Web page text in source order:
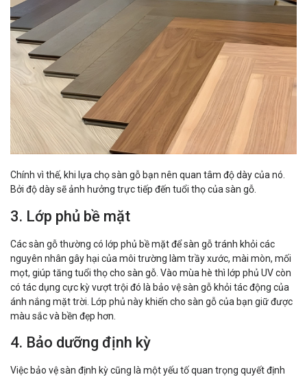
Chính vì thế, khi lựa chọ sàn gỗ bạn nên quan tâm độ dày của nó.
Bởi độ dày sẽ ảnh hưởng trực tiếp đến tuổi thọ của sàn gỗ.
3. Lớp phủ bề mặt
Các sàn gỗ thường có lớp phủ bề mặt để sàn gỗ tránh khỏi các
nguyên nhân gây hại của môi trường làm trầy xước, mài mòn, mối
mọt, giúp tăng tuổi thọ cho sàn gỗ. Vào mùa hè thì lớp phủ UV còn
có tác dụng cực kỳ vượt trội đó là bảo vệ sàn gỗ khỏi tác động của
ánh nắng mặt trời. Lớp phủ này khiến cho sàn gỗ của bạn giữ được
màu sắc và bền đẹp hơn.
4. Bảo dưỡng định kỳ
Việc bảo vệ sàn định kỳ cũng là một yếu tố quan trọng quyết định